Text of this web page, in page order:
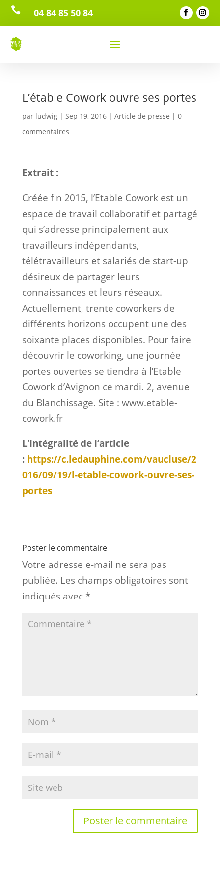
 04 84 85 50 84
L’étable Cowork ouvre ses portes
par ludwig| Sep 19, 2016| Article de presse | 0
commentaires
Extrait :
Créée fin 2015, l’Etable Cowork est un
espace de travail collaboratif et partagé
qui s’adresse principalement aux
travailleurs indépendants,
télétravailleurs et salariés de start-up
désireux de partager leurs
connaissances et leurs réseaux.
Actuellement, trente coworkers de
différents horizons occupent une des
soixante places disponibles. Pour faire
découvrir le coworking, une journée
portes ouvertes se tiendra à l’Etable
Cowork d’Avignon ce mardi. 2, avenue
du Blanchissage. Site : www.etable-
cowork.fr
L’intégralité de l’article
: https://c.ledauphine.com/vaucluse/2
016/09/19/l-etable-cowork-ouvre-ses-
portes
Poster le commentaire
Votre adresse e-mail ne sera pas
publiée. Les champs obligatoires sont
indiqués avec *